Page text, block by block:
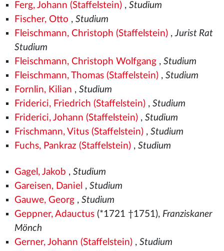
Ferg, Johann (Staffelstein), Studium
Fischer, Otto , Studium
Fleischmann, Christoph (Staffelstein),Jurist Rat
Studium
Fleischmann, Christoph Wolfgang, Studium
Fleischmann, Thomas (Staffelstein), Studium
Fornlin, Kilian , Studium
Friderici, Friedrich (Staffelstein), Studium
Friderici, Johann (Staffelstein), Studium
Frischmann, Vitus (Staffelstein), Studium
Fuchs, Pankraz (Staffelstein), Studium
Gagel, Jakob , Studium
Gareisen, Daniel , Studium
Gauwe, Georg, Studium
Geppner, Adauctus(*1721 †1751), Franziskaner
Mönch
Gerner, Johann (Staffelstein), Studium